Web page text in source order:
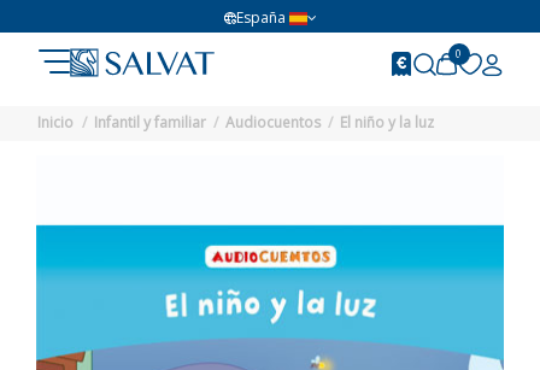
España
0
Inicio Infantil y familiar Audiocuentos El niño y la luz